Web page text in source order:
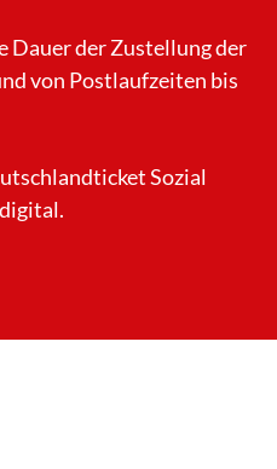
Dauer der Zustellung der
von Postlaufzeiten bis
Sozial